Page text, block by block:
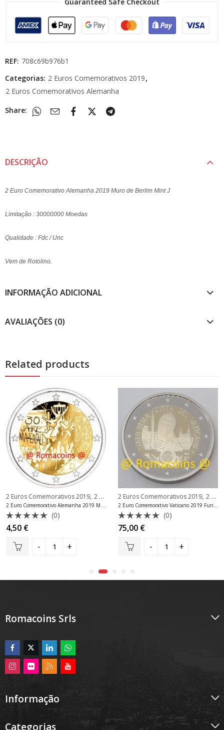
REF: 708c69b976b1
Categorias: 2 Euros Comemorativos 2019,
2 Euros Comemorativos Alemanha
Share:
DESCRIÇÃO
2 Euro Comemorativo Alemanha 2019 Muro de Berlim Mint J
Limitação : 30000000 Moedas
Qualidade : Fdc / Unc
Vem de Rotolino.
INFORMAÇÃO ADICIONAL
AVALIAÇÕES (0)
Related products
Euro
2 Euros Comemorativos 2019, 2 Euros Comemorativos Alemanha
2 Euro Comemorativo Alemanha 2019 Muro de Berlim Menta D
Avaliação
0
de
(0)
4,50 €
2 Euros Comemorativos 2019, 2 Euros Comemorativos Vaticano
2 Euro Comemorativo Vaticano 2019 Fundação Scv sem carteira
Avaliação
0
de
(0)
75,00 €
Romacoins Srls
Informação
Categorias